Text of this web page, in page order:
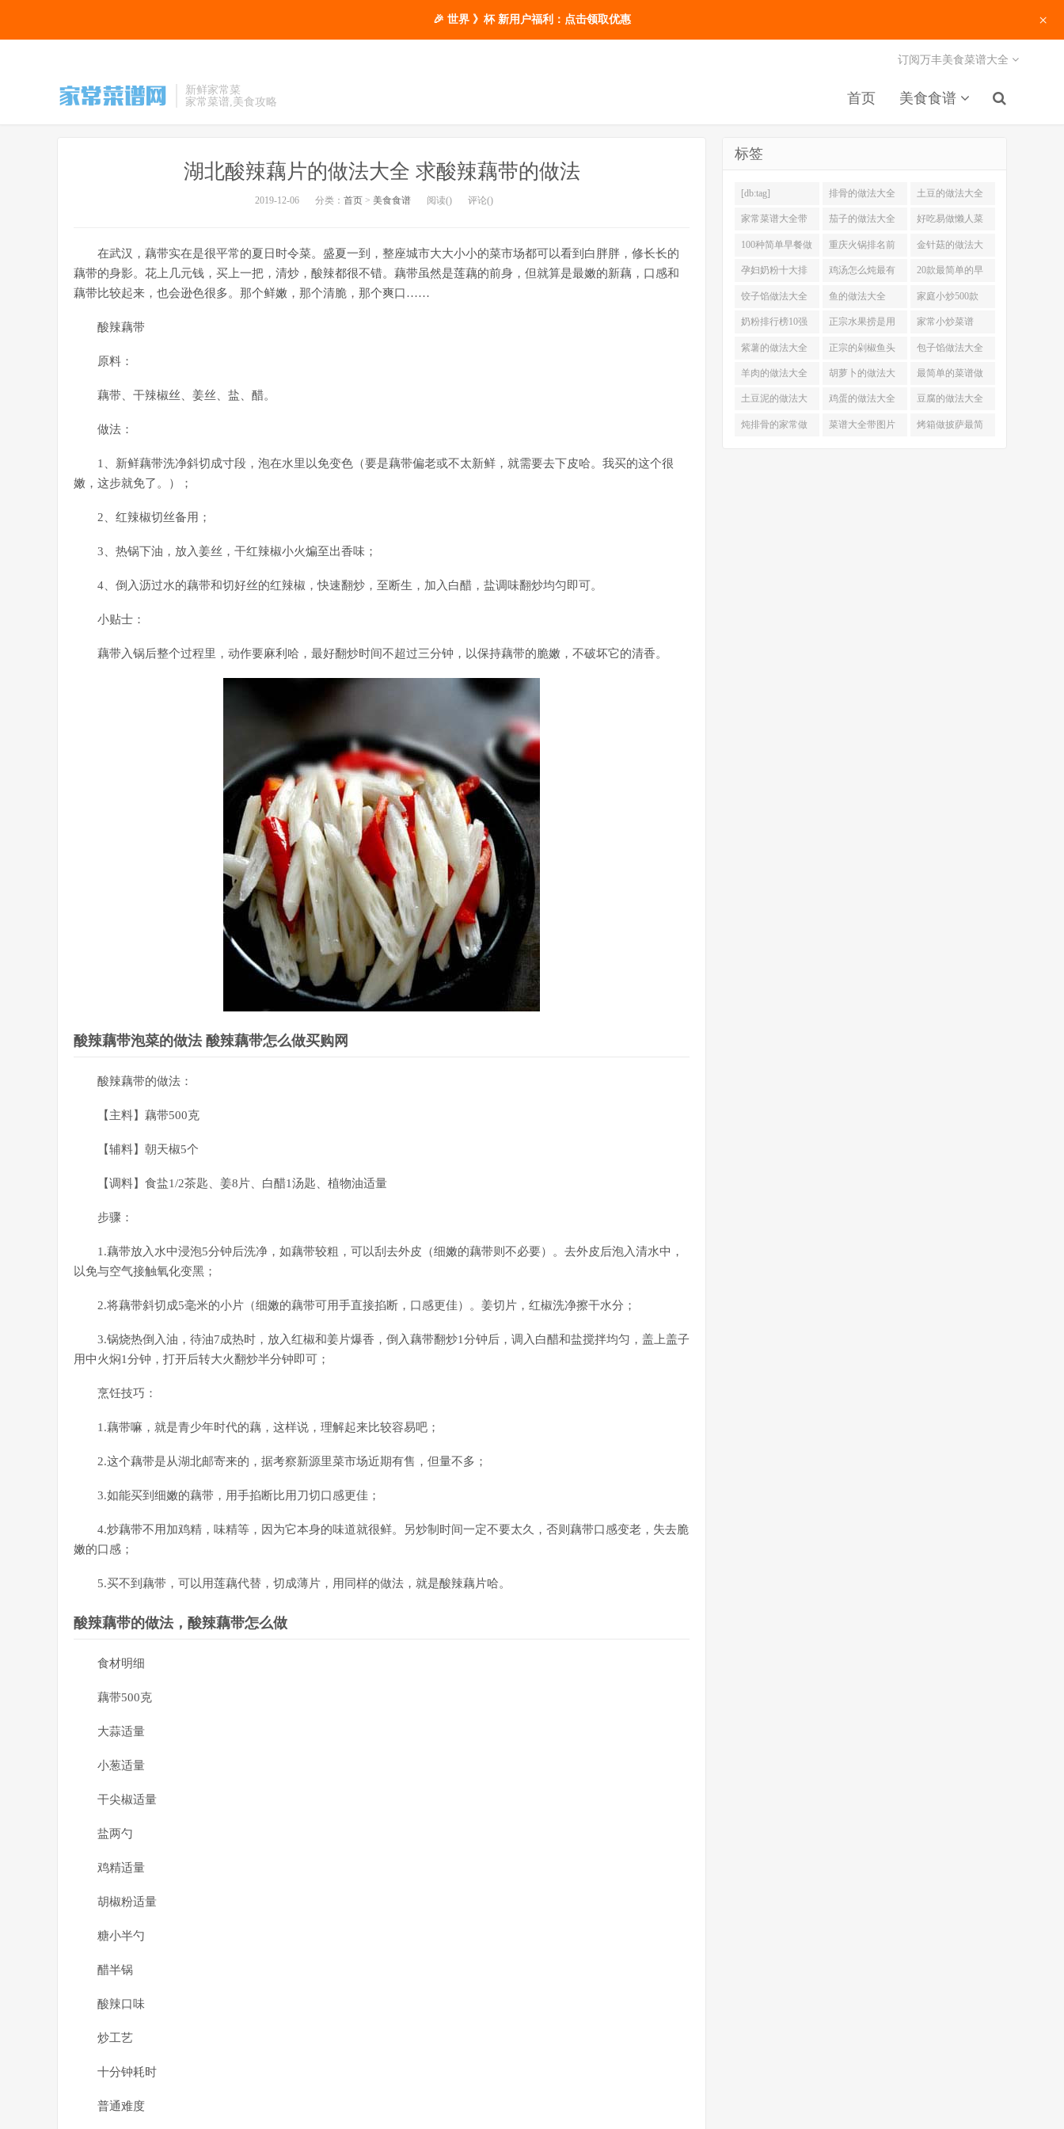
新鲜家常菜
家常菜谱,美食攻略
首页 美食食谱
订阅万丰美食菜谱大全
湖北酸辣藕片的做法大全 求酸辣藕带的做法
2019-12-06 分类： 首页> 美食食谱 阅读() 评论()
在武汉，藕带实在是很平常的夏日时令菜。盛夏一到，整座城市大大小小的菜市场都可以看到白胖胖，修长长的
藕带的身影。花上几元钱，买上一把，清炒，酸辣都很不错。藕带虽然是莲藕的前身，但就算是最嫩的新藕，口感和
藕带比较起来，也会逊色很多。那个鲜嫩，那个清脆，那个爽口……
酸辣藕带
原料：
藕带、干辣椒丝、姜丝、盐、醋。
做法：
1、新鲜藕带洗净斜切成寸段，泡在水里以免变色（要是藕带偏老或不太新鲜，就需要去下皮哈。我买的这个很
嫩，这步就免了。）；
2、红辣椒切丝备用；
3、热锅下油，放入姜丝，干红辣椒小火煸至出香味；
4、倒入沥过水的藕带和切好丝的红辣椒，快速翻炒，至断生，加入白醋，盐调味翻炒均匀即可。
小贴士：
藕带入锅后整个过程里，动作要麻利哈，最好翻炒时间不超过三分钟，以保持藕带的脆嫩，不破坏它的清香。
酸辣藕带泡菜的做法 酸辣藕带怎么做买购网
酸辣藕带的做法：
【主料】藕带500克
【辅料】朝天椒5个
【调料】食盐1/2茶匙、姜8片、白醋1汤匙、植物油适量
步骤：
1.藕带放入水中浸泡5分钟后洗净，如藕带较粗，可以刮去外皮（细嫩的藕带则不必要）。去外皮后泡入清水中，
以免与空气接触氧化变黑；
2.将藕带斜切成5毫米的小片（细嫩的藕带可用手直接掐断，口感更佳）。姜切片，红椒洗净擦干水分；
3.锅烧热倒入油，待油7成热时，放入红椒和姜片爆香，倒入藕带翻炒1分钟后，调入白醋和盐搅拌均匀，盖上盖子
用中火焖1分钟，打开后转大火翻炒半分钟即可；
烹饪技巧：
1.藕带嘛，就是青少年时代的藕，这样说，理解起来比较容易吧；
2.这个藕带是从湖北邮寄来的，据考察新源里菜市场近期有售，但量不多；
3.如能买到细嫩的藕带，用手掐断比用刀切口感更佳；
4.炒藕带不用加鸡精，味精等，因为它本身的味道就很鲜。另炒制时间一定不要太久，否则藕带口感变老，失去脆
嫩的口感；
5.买不到藕带，可以用莲藕代替，切成薄片，用同样的做法，就是酸辣藕片哈。
酸辣藕带的做法，酸辣藕带怎么做
食材明细
藕带500克
大蒜适量
小葱适量
干尖椒适量
盐两勺
鸡精适量
胡椒粉适量
糖小半勺
醋半锅
酸辣口味
炒工艺
十分钟耗时
普通难度
标签
[db:tag] 排骨的做法大全 土豆的做法大全
家常菜谱大全带
图片
茄子的做法大全 好吃易做懒人菜
200例
100种简单早餐做
法大全
重庆火锅排名前
十强
金针菇的做法大
全
孕妇奶粉十大排
名
鸡汤怎么炖最有
营养
20款最简单的早
餐做法
饺子馅做法大全 鱼的做法大全 家庭小炒500款
奶粉排行榜10强 正宗水果捞是用
什么奶
家常小炒菜谱
1000大全
紫薯的做法大全 正宗的剁椒鱼头
的做法
包子馅做法大全
羊肉的做法大全 胡萝卜的做法大
全
最简单的菜谱做
法大全
土豆泥的做法大
全
鸡蛋的做法大全 豆腐的做法大全
炖排骨的家常做 菜谱大全带图片 烤箱做披萨最简
🎉 世界 》杯 新用户福利：点击领取优惠 ×